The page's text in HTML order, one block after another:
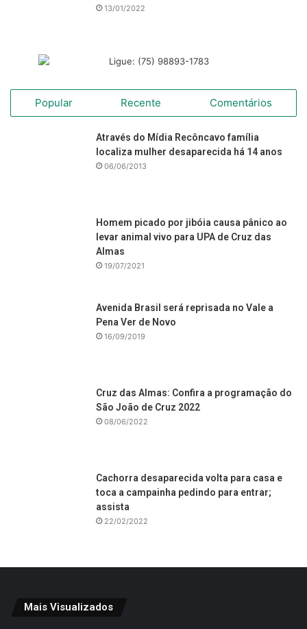
13/01/2022
Popular Recente Comentários
Através do Mídia Recôncavo família
localiza mulher desaparecida há 14 anos
06/06/2013
Homem picado por jibóia causa pânico ao
levar animal vivo para UPA de Cruz das
Almas
19/07/2021
Avenida Brasil será reprisada no Vale a
Pena Ver de Novo
16/09/2019
Cruz das Almas: Confira a programação do
São João de Cruz 2022
08/06/2022
Cachorra desaparecida volta para casa e
toca a campainha pedindo para entrar;
assista
22/02/2022
Mais Visualizados